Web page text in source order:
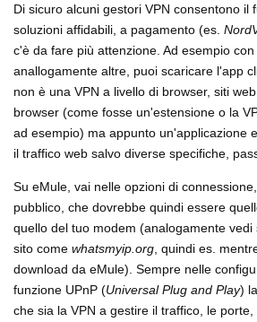
Di sicuro alcuni gestori VPN consentono il
soluzioni affidabili, a pagamento (es.
c'è da fare più attenzione. Ad esempio con
anallogamente altre, puoi scaricare l'app
non è una VPN a livello di browser, siti
browser (come fosse un'estensione o la
ad esempio) ma appunto un'applicazione
il traffico web salvo diverse specifiche,
Su eMule, vai nelle opzioni di
pubblico, che dovrebbe quindi essere
quello del tuo modem (analogamente vedi
sito come whatsmyip.org , quindi es.
download da eMule). Sempre nelle
funzione UPnP (Universal Plug and Play)
che sia la VPN a gestire il traffico, le